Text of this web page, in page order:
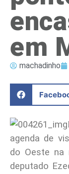
em
machadinho
agenda de
do Oeste na
deputado